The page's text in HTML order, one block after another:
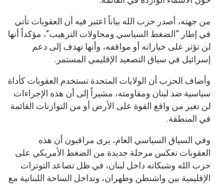
من جهته، أصدر حزب الله بياناً اعتبر فيه أن العقوبات تأتي
في إطار “الضغط السياسي ومحاولات الترهيب”، مؤكداً أنها
لن تؤثر على خياراته أو مواقفه، وأنها تهدف إلى دعم
إسرائيل في سياق التصعيد الإقليمي المستمر.
وأضاف الحزب أن الولايات المتحدة تستخدم العقوبات كأداة
سياسية ضد لبنان ومقاومته، مشيراً إلى أن هذه الإجراءات
لن تغير من واقع القوة على الأرض أو من التوازنات القائمة
في المنطقة.
وفي السياق السياسي العام، يرى مراقبون أن هذه
العقوبات تعكس مرحلة جديدة من الضغط الأمريكي على
حزب الله وشبكاته داخل لبنان، في ظل تصاعد التوترات
الإقليمية بين واشنطن وطهران، وتداخل الساحة اللبنانية مع